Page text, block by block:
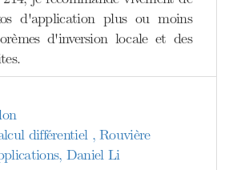
d'application plus ou moins
d'inversion locale et des
différentiel , Rouvière
Daniel Li